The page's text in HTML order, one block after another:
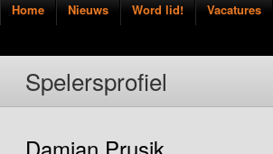
Home Nieuws Word lid! Vacatures
Spelersprofiel